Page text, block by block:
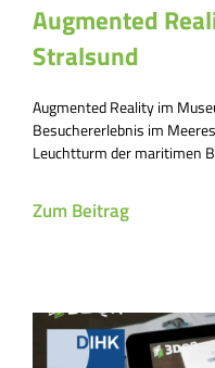
Augmented
Stralsund
Augmented Reality im
Besuchererlebnis im
Leuchtturm der maritimen
Zum Beitrag